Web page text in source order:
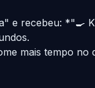
e recebeu: *"🍳
mais tempo no